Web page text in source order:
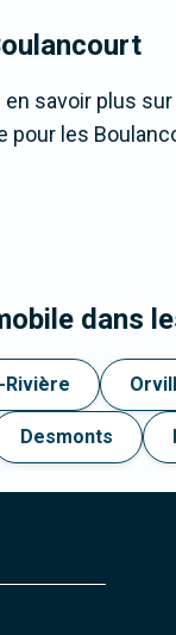
savoir plus
pour les
dans
Desmonts